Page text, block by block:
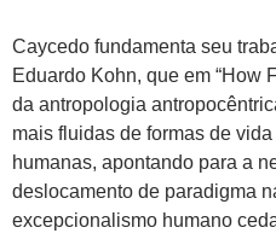
Caycedo fundamenta seu
Eduardo Kohn, que em “How
da antropologia
mais fluidas de formas de
humanas, apontando para a
deslocamento de paradigma
excepcionalismo humano